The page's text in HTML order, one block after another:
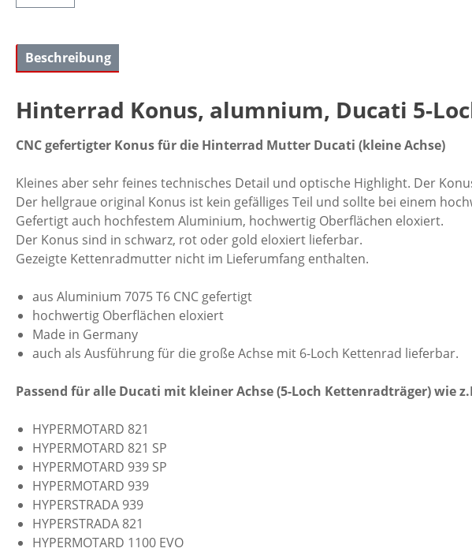
Beschreibung
Hinterrad Konus, alumnium, Ducati 5-
CNC gefertigter Konus für die Hinterrad Mutter Ducati (kleine Achse)
Kleines aber sehr feines technisches Detail und optische Highlight. Der
Der hellgraue original Konus ist kein gefälliges Teil und sollte bei einem
Gefertigt auch hochfestem Aluminium, hochwertig Oberflächen eloxiert.
Der Konus sind in schwarz, rot oder gold eloxiert lieferbar.
Gezeigte Kettenradmutter nicht im Lieferumfang enthalten.
aus Aluminium 7075 T6 CNC gefertigt
hochwertig Oberflächen eloxiert
Made in Germany
auch als Ausführung für die große Achse mit 6-Loch Kettenrad lieferbar.
Passend für alle Ducati mit kleiner Achse (5-Loch Kettenradträger) wie
HYPERMOTARD 821
HYPERMOTARD 821 SP
HYPERMOTARD 939 SP
HYPERMOTARD 939
HYPERSTRADA 939
HYPERSTRADA 821
HYPERMOTARD 1100 EVO